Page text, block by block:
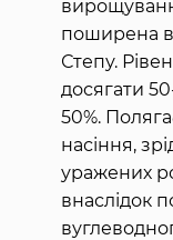
поширена в
Степу.
досягати
50%.
насіння,
уражених
внаслідок